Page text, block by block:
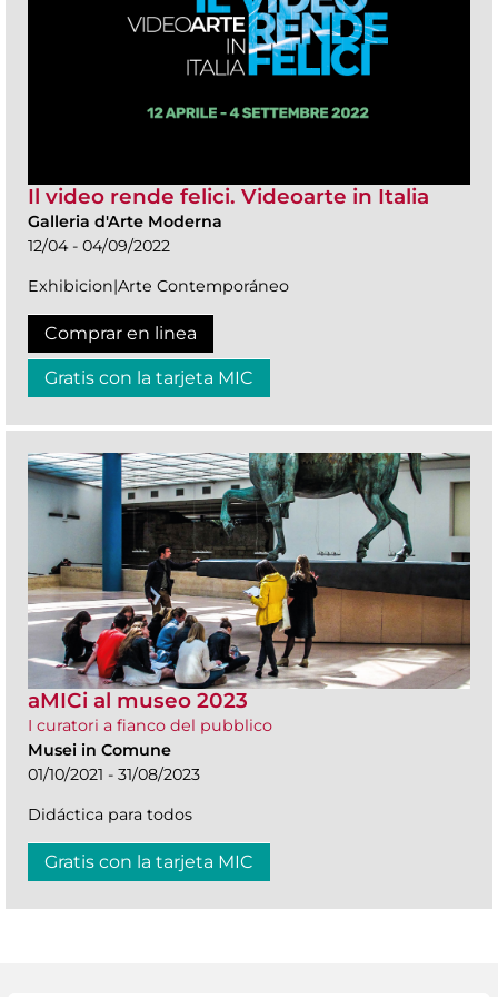
Il video rende felici. Videoarte in Italia
Galleria d'Arte Moderna
12/04 - 04/09/2022
Exhibicion|Arte Contemporáneo
Comprar en linea
Gratis con la tarjeta MIC
aMICi al museo 2023
I curatori a fianco del pubblico
Musei in Comune
01/10/2021 - 31/08/2023
Didáctica para todos
Gratis con la tarjeta MIC